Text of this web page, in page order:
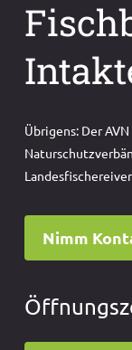
Übrigens: Der
Nimm